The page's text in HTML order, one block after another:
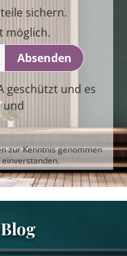
sichern.
möglich.
Absenden
geschützt und es
und
zur Kenntnis genommen